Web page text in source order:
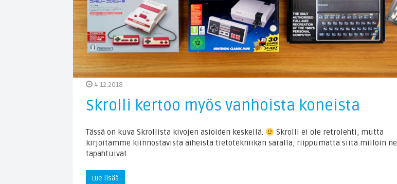
4.12.2018
Skrolli kertoo myös vanhoista koneista
Tässä on kuva Skrollista kivojen asioiden keskellä.
Skrolli ei ole retrolehti, mutta
kirjoitamme kiinnostavista aiheista tietotekniikan saralla, riippumatta siitä milloin ne
tapahtuivat.
Lue lisää